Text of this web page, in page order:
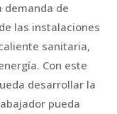
demanda de
las instalaciones
sanitaria,
Con este
desarrollar la
pueda